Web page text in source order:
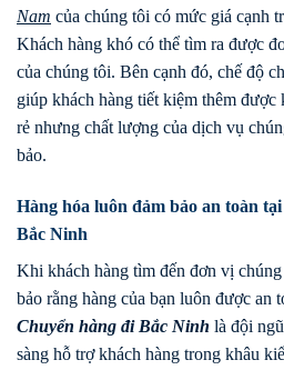
Nam của chúng tôi có mức giá cạnh
Khách hàng khó có thể tìm ra được
của chúng tôi. Bên cạnh đó, chế độ
giúp khách hàng tiết kiệm thêm
rẻ nhưng chất lượng của dịch vụ
bảo.
Hàng hóa luôn đảm bảo an toàn
Bắc Ninh
Khi khách hàng tìm đến đơn vị
bảo rằng hàng của bạn luôn được an
Chuyển hàng đi Bắc Ninh là đội
sàng hỗ trợ khách hàng trong khâu